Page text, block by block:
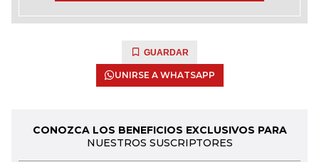
GUARDAR
UNIRSE A WHATSAPP
CONOZCA LOS BENEFICIOS EXCLUSIVOS PARA
NUESTROS SUSCRIPTORES